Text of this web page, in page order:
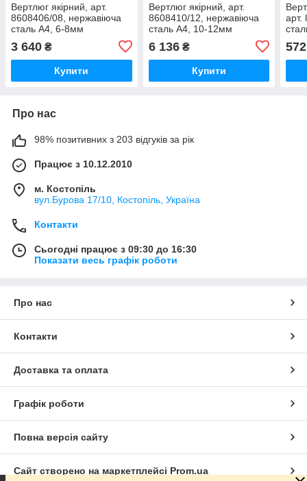
Вертлюг якірний, арт.
8608406/08, нержавіюча
сталь А4, 6-8мм
3 640 ₴
Купити
Вертлюг якірний, арт.
8608410/12, нержавіюча
сталь А4, 10-12мм
6 136₴
Купити
арт.
572
Про нас
98% позитивних з 203 відгуків за рік
Працює з 10.12.2010
м. Костопіль
вул.Бурова 17/10, Костопіль, Україна
Контакти
Сьогодні працює з 09:30 до 16:30
Показати весь графік роботи
Про нас
Контакти
Доставка та оплата
Графік роботи
Повна версія сайту
Сайт створено на маркетплейсі Prom.ua